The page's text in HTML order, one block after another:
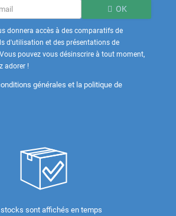
OK
donnera accès à des comparatifs de
d'utilisation et des présentations de
pouvez vous désinscrire à tout moment,
adorer !
générales et la politique de
sont affichés en temps